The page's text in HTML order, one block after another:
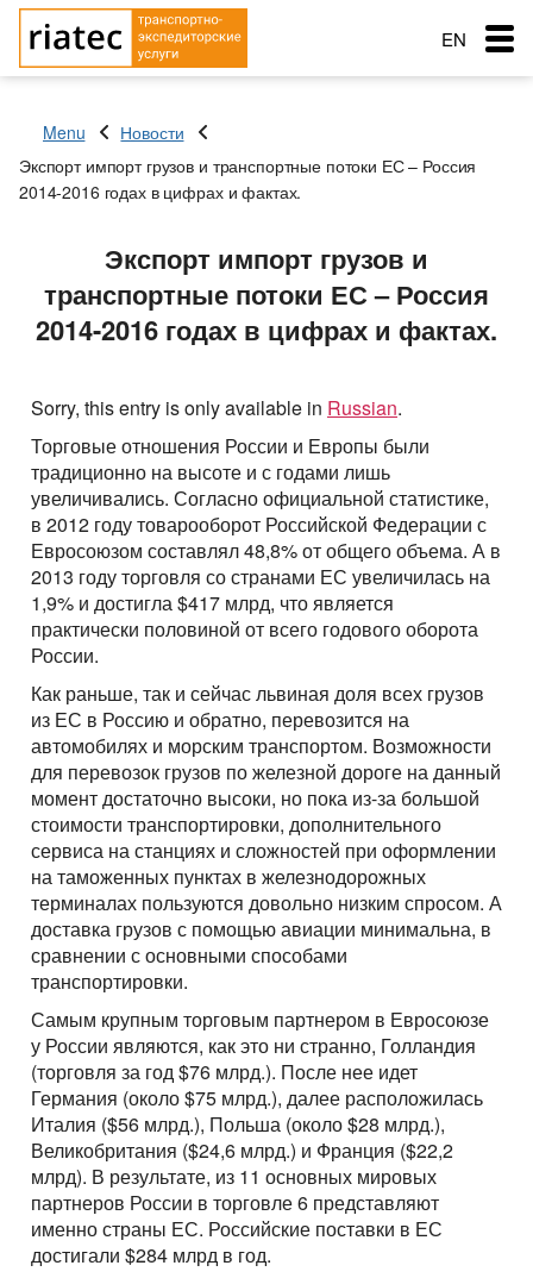
Menu
Services
The main types of transport
Cargo transportation: Awning semitrailer – 90 cubes
Cargo transportation with refrigerator + 10C — 20C, 86
cubes
Cargo transportation: Awning, articulated lorry with
trailer
Cargo transportation with awning megatrialer – volume
105 cu
Awning platform Yumbo , volume – 100 cubic meters
Articulated lorry – automobile transporter, for
transporting
Transport for carrying oversize cargo
All-metal semitrailer. Isothermal body, 90 cubes
Типы перевозок
Автомобильные грузоперевозки
Перевозки сборных грузов
Перевозки опасных грузов
Container truck – container, 20 foot, 40 foot
Transport for carrying dangerous cargo ADR
Transport for carrying assorted lading, from 200 kg.
Грузовые авиа перевозки
Зерновозы, перевозка зерна
Автоперевозки спецтехники
Морские перевозки
Морские грузоперевозки
Перевозки и доставка контейнеров
Размеры контейнеров
Стоимость морских перевозок
Перевозки морем по странам
Перевозим грузы по морю
Ж.Д. грузоперевозки
Международные ж.д грузоперевозки
Типы ж.д. вагонов и контейнеров
Направления Ж.Д. перевозок
Ж.Д. вагоны, галерея
Доставка сборных грузов
Посылки и мелкие грузы
Стоимость перевозки посылок
Доставка посылки из и в Европу
Доставка посылки Страны СНГ
Посылки из Азии, и USA
Транспорт для доставки посылок
Exchange: Transport and cargo
Add a cargo
Все типы грузов
Авто грузы
Грузы для морских перевозок.
Грузы для Ж.Д. перевозок
Грузы для авиа перевозок
Add a transport
Все типы транспорта
Авто транспорт
Ж.Д. транспорт
Морской транспорт
Авиа транспорт
EN
Menu
Новости
Экспорт импорт грузов и транспортные потоки ЕС – Россия
2014-2016 годах в цифрах и фактах.
Экспорт импорт грузов и
транспортные потоки ЕС – Россия
2014-2016 годах в цифрах и фактах.
Sorry, this entry is only available in Russian.
Торговые отношения России и Европы были
традиционно на высоте и с годами лишь
увеличивались. Согласно официальной статистике,
в 2012 году товарооборот Российской Федерации с
Евросоюзом составлял 48,8% от общего объема. А в
2013 году торговля со странами ЕС увеличилась на
1,9% и достигла $417 млрд, что является
практически половиной от всего годового оборота
России.
Как раньше, так и сейчас львиная доля всех грузов
из ЕС в Россию и обратно, перевозится на
автомобилях и морским транспортом. Возможности
для перевозок грузов по железной дороге на данный
момент достаточно высоки, но пока из-за большой
стоимости транспортировки, дополнительного
сервиса на станциях и сложностей при оформлении
на таможенных пунктах в железнодорожных
терминалах пользуются довольно низким спросом. А
доставка грузов с помощью авиации минимальна, в
сравнении с основными способами
транспортировки.
Самым крупным торговым партнером в Евросоюзе
у России являются, как это ни странно, Голландия
(торговля за год $76 млрд.). После нее идет
Германия (около $75 млрд.), далее расположилась
Италия ($56 млрд.), Польша (около $28 млрд.),
Великобритания ($24,6 млрд.) и Франция ($22,2
млрд). В результате, из 11 основных мировых
партнеров России в торговле 6 представляют
именно страны ЕС. Российские поставки в ЕС
достигали $284 млрд в год.
Country of loading
Country of unloading
City of unloading
Description of cargo
Cargo weight (t)
Cargo volume
Contact person
Telephone
E-mail
By submitting an application, you agree to the processing
of personal data.
Country of loading
Country of unloading
City of unloading
Transport type
Cargo volume
Company
Contact person
Telephone
E-mail
By submitting an application, you agree to the processing
of personal data.